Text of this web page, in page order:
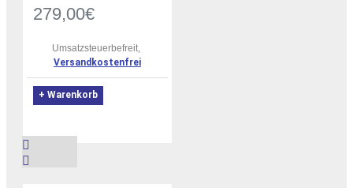
279,00€
Umsatzsteuerbefreit,
Versandkostenfrei
+ Warenkorb